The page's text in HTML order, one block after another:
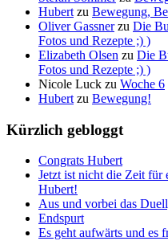
Hubert zu Bewegung,
Oliver Gassnerzu Die
Fotos und Rezepte ;) )
Elizabeth Olsen zu Die
Fotos und Rezepte ;) )
Nicole Luck zu Woche 6
Hubert zu Bewegung!
Kürzlich gebloggt
Congrats Hubert
Jetzt ist nicht die Zeit für
Hubert!
Aus und vorbei das
Endspurt
Es geht aufwärts und es